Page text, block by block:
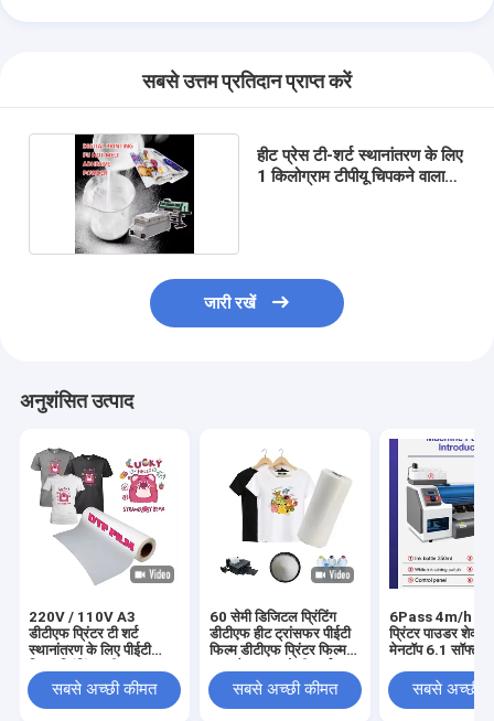
सबसे उत्तम प्रतिदान प्राप्त करें
हीट प्रेस टी-शर्ट स्थानांतरण के लिए
1 किलोग्राम टीपीयू चिपकने वाला
जारी रखें
अनुशंसित उत्पाद
220V / 110V A3
डीटीएफ प्रिंटर टी शर्ट
स्थानांतरण के लिए पीईटी
सबसे अच्छी कीमत
60 सेमी डिजिटल प्रिंटिंग
डीटीएफ हीट ट्रांसफर पीईटी
फिल्म डीटीएफ प्रिंटर फिल्म
प्रिंटिंग डीटीएफ पेपर पीईटी
फिल्म
सबसे अच्छी कीमत
6Pass 4m/h
प्रिंटर पाउडर
मेनटॉप 6.1
सबसे अच्छी